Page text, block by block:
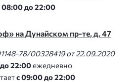
08:00 до 22:00
на Дунайском пр-те, д. 47
78/00328419 от 22.09.2020
22:00ежедневно
с 09:00 до 22:00